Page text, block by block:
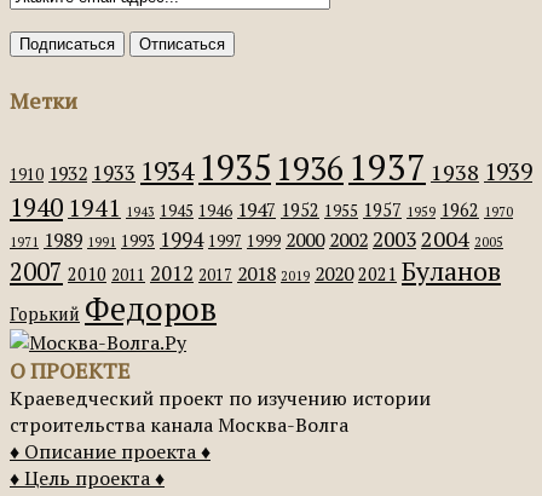
Метки
1910 1932 1933 1934 1935 1936 1937 1938 1939
1940 1941 1943 1945 1946 1947 1952 1955 1957 1959 1962 1970
1971 1989 1991 1993 1994 1997 1999 2000 2002 2003 2004 2005
2007 2010 2011 2012 2017 2018 2019 2020 2021 Буланов
Горький Федоров
О ПРОЕКТЕ
Краеведческий проект по изучению истории
строительства канала Москва-Волга
♦ Описание проекта ♦
♦ Цель проекта ♦